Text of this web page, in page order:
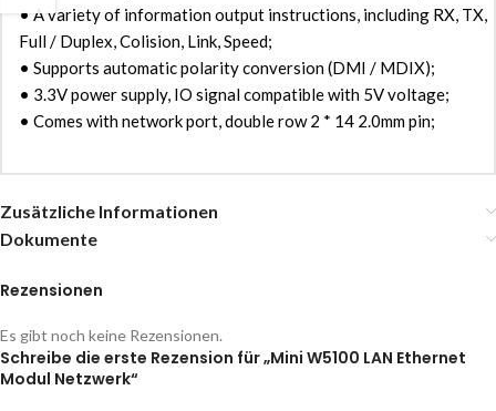
• A variety of information output instructions, including RX, TX,
Full / Duplex, Colision, Link, Speed;
• Supports automatic polarity conversion (DMI / MDIX);
• 3.3V power supply, IO signal compatible with 5V voltage;
• Comes with network port, double row 2 * 14 2.0mm pin;
Zusätzliche Informationen
Dokumente
Rezensionen
Es gibt noch keine Rezensionen.
Schreibe die erste Rezension für „Mini W5100 LAN Ethernet
Modul Netzwerk“